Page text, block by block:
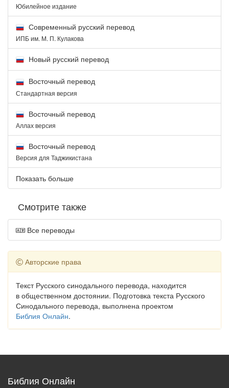
Юбилейное издание
Современный русский перевод
ИПБ им. М. П. Кулакова
Новый русский перевод
Восточный перевод
Стандартная версия
Восточный перевод
Аллах версия
Восточный перевод
Версия для Таджикистана
Показать больше
Смотрите также
Все переводы
Авторские права
Текст Русского синодального перевода, находится
в общественном достоянии. Подготовка текста Русского
Синодального перевода, выполнена проектом
Библия Онлайн.
Библия Онлайн